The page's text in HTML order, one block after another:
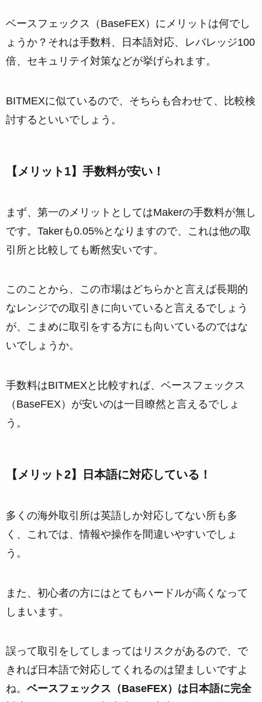
ベースフェックス（BaseFEX）にメリットは何でし
ょうか？それは手数料、日本語対応、レバレッジ100
倍、セキュリテイ対策などが挙げられます。
BITMEXに似ているので、そちらも合わせて、比較検
討するといいでしょう。
【メリット1】手数料が安い！
まず、第一のメリットとしてはMakerの手数料が無し
です。Takerも0.05%となりますので、これは他の取
引所と比較しても断然安いです。
このことから、この市場はどちらかと言えば長期的
なレンジでの取引きに向いていると言えるでしょう
が、こまめに取引をする方にも向いているのではな
いでしょうか。
手数料はBITMEXと比較すれば、ベースフェックス
（BaseFEX）が安いのは一目瞭然と言えるでしょ
う。
【メリット2】日本語に対応している！
多くの海外取引所は英語しか対応してない所も多
く、これでは、情報や操作を間違いやすいでしょ
う。
また、初心者の方にはとてもハードルが高くなって
しまいます。
誤って取引をしてしまってはリスクがあるので、で
きれば日本語で対応してくれるのは望ましいですよ
ね。 ベースフェックス（BaseFEX）は日本語に完全